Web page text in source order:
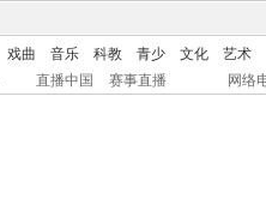
戏曲 音乐 科教 青少 文化
艺术
直播中国 赛事直播 网络